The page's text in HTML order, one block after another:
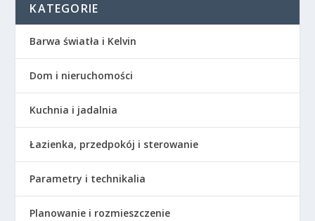
KATEGORIE
Barwa światła i Kelvin
Dom i nieruchomości
Kuchnia i jadalnia
Łazienka, przedpokój i sterowanie
Parametry i technikalia
Planowanie i rozmieszczenie